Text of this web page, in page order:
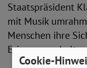
Staatspräsident
mit Musik
Menschen ihre
Erinnerungskultur.
Cookie-